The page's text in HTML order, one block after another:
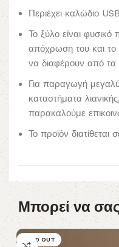
Περιέχει καλώδιο
Το ξύλο είναι
απόχρωση του και το
να διαφέρουν από τα
Για παραγωγή
καταστήματα
παρακαλούμε
Το προϊόν
Μπορεί να
SOLD OUT